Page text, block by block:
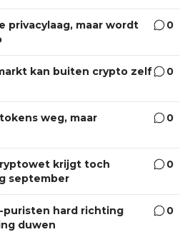
privacylaag, maar wordt
0
kan buiten crypto zelf
0
weg, maar
0
krijgt toch
september
0
puristen hard richting
duwen
0